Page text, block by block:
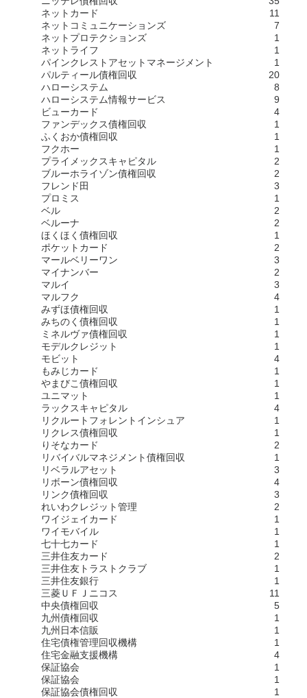
ネットカード
11
ネットコミュニケーションズ
7
ネットプロテクションズ
1
ネットライフ
1
パインクレストアセットマネージメント
1
パルティール債権回収
20
ハローシステム
8
ハローシステム情報サービス
9
ビューカード
4
ファンデックス債権回収
1
ふくおか債権回収
1
フクホー
1
プライメックスキャピタル
2
ブルーホライゾン債権回収
2
フレンド田
3
プロミス
1
ベル
2
ベルーナ
2
ほくほく債権回収
1
ポケットカード
2
マールベリーワン
3
マイナンバー
2
マルイ
3
マルフク
4
みずほ債権回収
1
みちのく債権回収
1
ミネルヴァ債権回収
1
モデルクレジット
1
モビット
4
もみじカード
1
やまびこ債権回収
1
ユニマット
1
ラックスキャピタル
4
リクルートフォレントインシュア
1
リクレス債権回収
1
りそなカード
2
リバイバルマネジメント債権回収
1
リベラルアセット
3
リボーン債権回収
4
リンク債権回収
3
れいわクレジット管理
2
ワイジェイカード
1
ワイモバイル
1
七十七カード
1
三井住友カード
2
三井住友トラストクラブ
1
三井住友銀行
1
三菱ＵＦＪニコス
11
中央債権回収
5
九州債権回収
1
九州日本信販
1
住宅債権管理回収機構
1
住宅金融支援機構
4
保証協会
1
保証協会
1
保証協会債権回収
1